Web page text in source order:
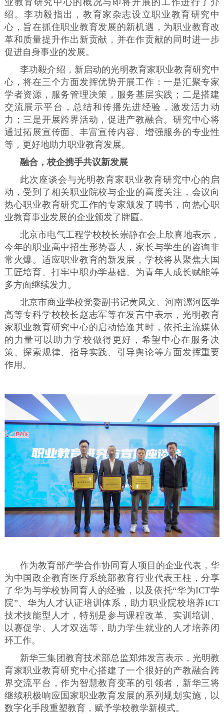
绍。李功毅指出，教育家杂志设立职业教育研究中
心，旨在抓住职业教育发展的新机遇，为职业教育改
革和质量提升作出新贡献，并在作贡献的同时进一步
促进自身事业的发展。
李功毅介绍，新启动的光明教育家职业教育研究中
心，将在三个方面发挥优势开展工作：一是汇聚专家
学者资源，服务管理决策，服务基层实践；二是搭建
交流展示平台，总结和传播先进经验，激发活力动
力；三是开展跨界活动，促进产教融合。研究中心将
通过拓展宣传面、丰富宣传内容、增强服务的专业性
等，更好地助力职业教育发展。
融合，校企携手共议新发展
此次座谈会与光明教育家职业教育研究中心的启
动，受到了相关职业院校与企业的高度关注，会议向
热心职业教育研究工作的专家颁发了聘书，向热心职
业教育事业发展的企业颁发了牌匾。
北京市电气工程学校校长崇静在会上欣喜地表示，
今年的职业高中招生形势喜人，家长与学生的咨询非
常火爆。适应职业教育的新发展，学校将从聚焦大国
工匠培育、打牢中职办学基础、为青年人成长赋能等
多方面继续发力。
北京市商业学校党委副书记黄凤文、河南漯河医学
高等专科学校校长赵志军等在发言中表示，光明教育
家职业教育研究中心的启动恰逢其时，依托主流媒体
的力量可以助力学校做得更好，希望中心在服务决
策、探索规律、指导实践、引导舆论等方面发挥重要
作用。
作为教育部产学合作协同育人项目的企业代表，华
为中国政企教育医疗系统部教育行业代表王柱，分享
了华为与学校协同育人的经验，以及依托“华为ICT学
院”、华为人才认证培训体系，助力职业院校培养ICT
技术技能型人才，特别是参与课程改革、实训培训、
以赛促学、人才双选等，助力学生就业的人才培养闭
环工作。
新华三集团教育技术部总监郑炜发言表示，光明教
育家职业教育研究中心搭建了一个很好的产教融合跨
界交流平台，作为智慧教育变革的引领者，新华三将
继续积极响应国家职业教育发展的系列规划实施，以
数字化手段重塑教育，赋予学校教学新模式。